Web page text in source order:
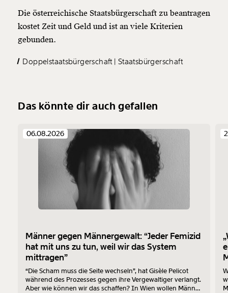
Die österreichische Staatsbürgerschaft zu beantragen
kostet Zeit und Geld und ist an viele Kriterien
gebunden.
Doppelstaatsbürgerschaft Staatsbürgerschaft
Das könnte dir auch gefallen
06.08.2026
Männer gegen Männergewalt: “Jeder Femizid
hat mit uns zu tun, weil wir das System
mittragen”
“Die Scham muss die Seite wechseln”, hat Gisèle Pelicot
während des Prozesses gegen ihre Vergewaltiger verlangt.
Aber wie können wir das schaffen? In Wien wollen Männer